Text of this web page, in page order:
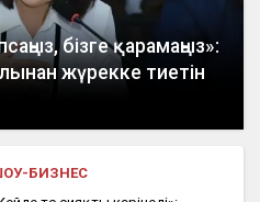
бізге қарамаңыз»:
жүрекке тиетін
БИЗНЕС